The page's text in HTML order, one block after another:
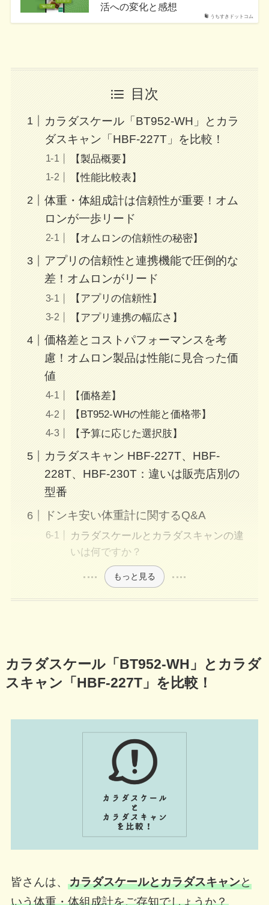
うちすきドットコム
活への変化と感想
目次
カラダスケール「BT952-WH」とカラ
ダスキャン「HBF-227T」を比較！
【製品概要】
【性能比較表】
体重・体組成計は信頼性が重要！オム
ロンが一歩リード
【オムロンの信頼性の秘密】
アプリの信頼性と連携機能で圧倒的な
差！オムロンがリード
【アプリの信頼性】
【アプリ連携の幅広さ】
価格差とコストパフォーマンスを考
慮！オムロン製品は性能に見合った価
値
【価格差】
【BT952-WHの性能と価格帯】
【予算に応じた選択肢】
カラダスキャン HBF-227T、HBF-
228T、HBF-230T：違いは販売店別の
型番
ドンキ安い体重計に関するQ&A
カラダスケールとカラダスキャンの違
いは何ですか？
もっと見る
カラダスケール「BT952-WH」とカラダ
スキャン「HBF-227T」を比較！
皆さんは、 カラダスケールとカラダスキャンと
いう体重・体組成計をご存知でしょうか？